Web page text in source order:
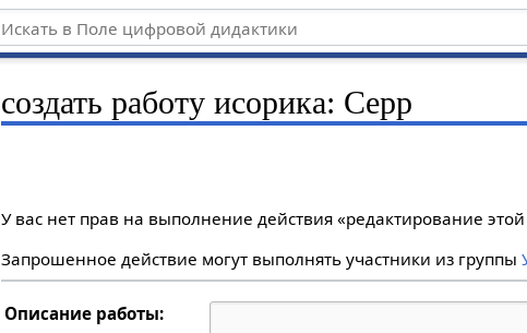
создать работу исорика: Серр
У вас нет прав на выполнение действия «редактирование
Запрошенное действие могут выполнять участники из группы
Описание работы: